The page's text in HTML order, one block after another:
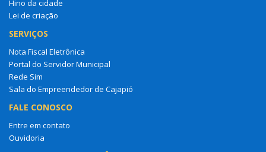
Hino da cidade
Lei de criação
SERVIÇOS
Nota Fiscal Eletrônica
Portal do Servidor Municipal
Rede Sim
Sala do Empreendedor de Cajapió
FALE CONOSCO
Entre em contato
Ouvidoria